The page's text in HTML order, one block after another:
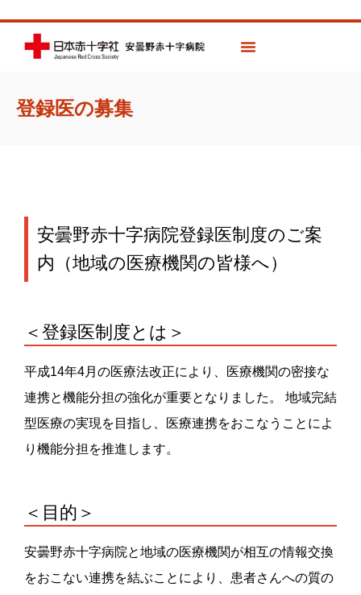
登録医の募集
安曇野赤十字病院登録医制度のご案
内（地域の医療機関の皆様へ）
＜登録医制度とは＞
平成14年4月の医療法改正により、医療機関の密接な
連携と機能分担の強化が重要となりました。 地域完結
型医療の実現を目指し、医療連携をおこなうことによ
り機能分担を推進します。
＜目的＞
安曇野赤十字病院と地域の医療機関が相互の情報交換
をおこない連携を結ぶことにより、患者さんへの質の